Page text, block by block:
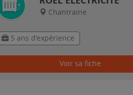
Chantraine
5 ans d'expérience
Voir sa fiche